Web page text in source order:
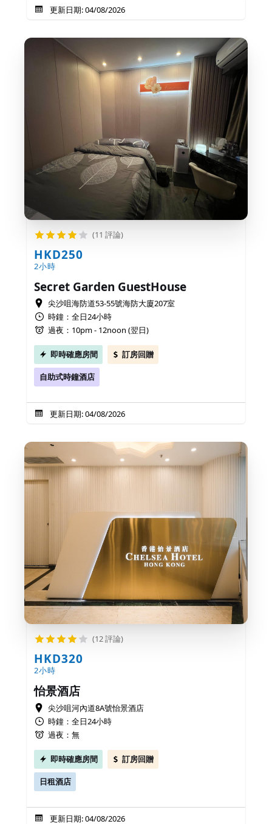
更新日期: 04/08/2026
(11 評論)
HKD250
2小時
Secret Garden GuestHouse
尖沙咀海防道53-55號海防大廈207室
時鐘：全日24小時
過夜：10pm - 12noon (翌日)
即時確應房間 訂房回贈
自助式時鐘酒店
更新日期: 04/08/2026
(12 評論)
HKD320
2小時
怡景酒店
尖沙咀河內道8A號怡景酒店
時鐘：全日24小時
過夜：無
即時確應房間 訂房回贈
日租酒店
更新日期: 04/08/2026